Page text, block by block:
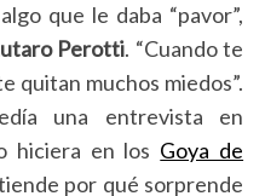
que le daba “pavor”,
Perotti. “Cuando te
quitan muchos miedos”.
una entrevista en
hiciera en los Goya de
por qué sorprende